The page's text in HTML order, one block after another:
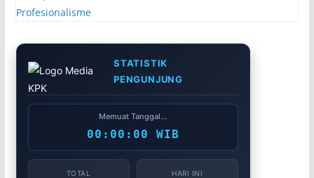
STATISTIK
PENGUNJUNG
Memuat Tanggal...
00:00:00 WIB
TOTAL HARI INI